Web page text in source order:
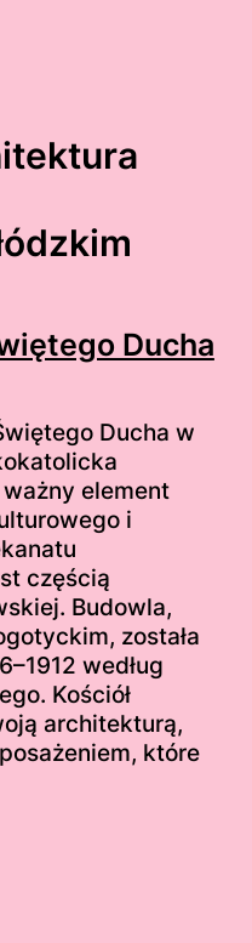
Ducha
Ducha w
element
i
częścią
Budowla,
została
według
Kościół
architekturą,
które